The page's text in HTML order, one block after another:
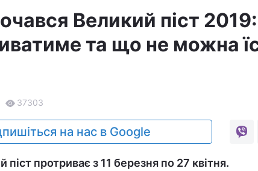
Великий піст 2019:
та що не можна
37303
на нас в Google
піст протриває з 11 березня по 27 квітня.